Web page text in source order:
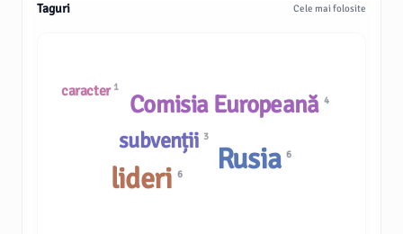
Taguri Cele mai folosite
caracter 1
Comisia Europeană 4
lideri6 Rusia6
subvenții 3